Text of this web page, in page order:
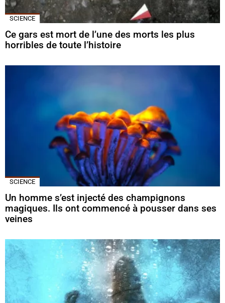
SCIENCE
Ce gars est mort de l’une des morts les plus
horribles de toute l’histoire
SCIENCE
Un homme s’est injecté des champignons
magiques. Ils ont commencé à pousser dans ses
veines